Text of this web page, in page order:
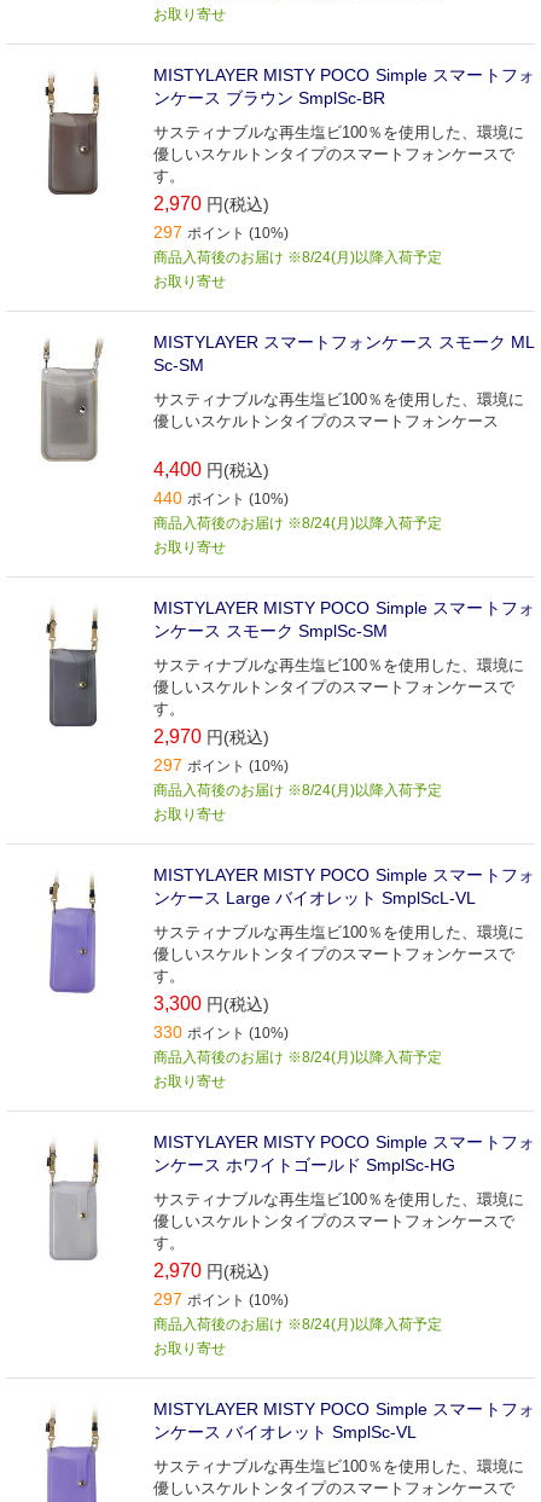
お取り寄せ
MISTYLAYER MISTY POCO Simple スマートフォ
ンケース ブラウン SmplSc-BR
サスティナブルな再生塩ビ100％を使用した、環境に
優しいスケルトンタイプのスマートフォンケースで
す。
2,970 円(税込)
297 ポイント (10%)
商品入荷後のお届け ※8/24(月)以降入荷予定
お取り寄せ
MISTYLAYER スマートフォンケース スモーク ML
Sc-SM
サスティナブルな再生塩ビ100％を使用した、環境に
優しいスケルトンタイプのスマートフォンケース
4,400 円(税込)
440 ポイント (10%)
商品入荷後のお届け ※8/24(月)以降入荷予定
お取り寄せ
MISTYLAYER MISTY POCO Simple スマートフォ
ンケース スモーク SmplSc-SM
サスティナブルな再生塩ビ100％を使用した、環境に
優しいスケルトンタイプのスマートフォンケースで
す。
2,970 円(税込)
297 ポイント (10%)
商品入荷後のお届け ※8/24(月)以降入荷予定
お取り寄せ
MISTYLAYER MISTY POCO Simple スマートフォ
ンケース Large バイオレット SmplScL-VL
サスティナブルな再生塩ビ100％を使用した、環境に
優しいスケルトンタイプのスマートフォンケースで
す。
3,300 円(税込)
330 ポイント (10%)
商品入荷後のお届け ※8/24(月)以降入荷予定
お取り寄せ
MISTYLAYER MISTY POCO Simple スマートフォ
ンケース ホワイトゴールド SmplSc-HG
サスティナブルな再生塩ビ100％を使用した、環境に
優しいスケルトンタイプのスマートフォンケースで
す。
2,970 円(税込)
297 ポイント (10%)
商品入荷後のお届け ※8/24(月)以降入荷予定
お取り寄せ
MISTYLAYER MISTY POCO Simple スマートフォ
ンケース バイオレット SmplSc-VL
サスティナブルな再生塩ビ100％を使用した、環境に
優しいスケルトンタイプのスマートフォンケースで